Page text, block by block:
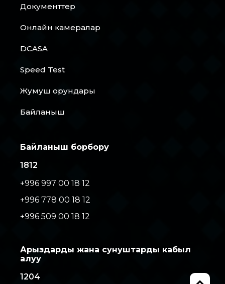
Документтер
Онлайн камералар
DCASA
Speed Test
Жумуш орундары
Байланыш
Байланыш борбору
1812
+996 997 00 18 12
+996 778 00 18 12
+996 509 00 18 12
Арыздарды жана сунуштарды кабыл
алуу
1204